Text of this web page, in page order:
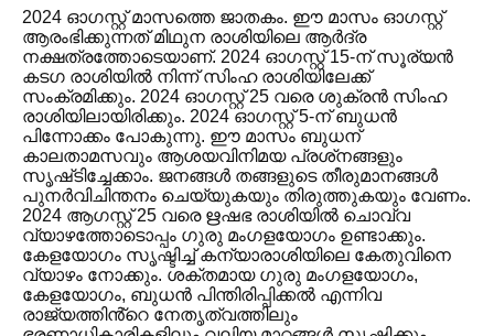
2024 ഓഗസ്റ്റ് മാസത്തെ ജാതകം. ഈ മാസം ഓഗസ്റ്റ്
ആരംഭിക്കുന്നത് മിഥുന രാശിയിലെ ആർദ്ര
നക്ഷത്രത്തോടെയാണ്. 2024 ഓഗസ്റ്റ് 15-ന് സൂര്യൻ
കടഗ രാശിയിൽ നിന്ന് സിംഹ രാശിയിലേക്ക്
സംക്രമിക്കും. 2024 ഓഗസ്റ്റ് 25 വരെ ശുക്രൻ സിംഹ
രാശിയിലായിരിക്കും. 2024 ഓഗസ്റ്റ് 5-ന് ബുധൻ
പിന്നോക്കം പോകുന്നു. ഈ മാസം ബുധന്
കാലതാമസവും ആശയവിനിമയ പ്രശ്‌നങ്ങളും
സൃഷ്‌ടിച്ചേക്കാം. ജനങ്ങൾ തങ്ങളുടെ തീരുമാനങ്ങൾ
പുനർവിചിന്തനം ചെയ്യുകയും തിരുത്തുകയും വേണം.
2024 ആഗസ്റ്റ് 25 വരെ ഋഷഭ രാശിയിൽ ചൊവ്വ
വ്യാഴത്തോടൊപ്പം ഗുരു മംഗളയോഗം ഉണ്ടാക്കും.
കേളയോഗം സൃഷ്ടിച്ച് കന്യാരാശിയിലെ കേതുവിനെ
വ്യാഴം നോക്കും. ശക്തമായ ഗുരു മംഗളയോഗം,
കേളയോഗം, ബുധൻ പിന്തിരിപ്പിക്കൽ എന്നിവ
രാജ്യത്തിൻ്റെ നേതൃത്വത്തിലും